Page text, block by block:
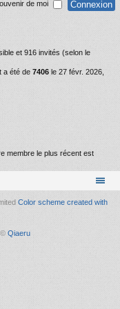
de moi
et 916 invités (selon le
a été de 7406 le 27 févr. 2026,
membre le plus récent est
Color scheme created with
© Qiaeru